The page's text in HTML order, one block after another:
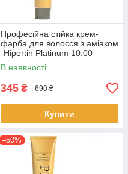
Професійна стійка крем-
фарба для волосся з аміаком
-Hipertin Platinum 10.00
супер-блонд платиновий
60мл
В наявності
345 ₴ 690 ₴
Купити
–50%